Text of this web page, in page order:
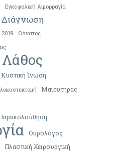
Εγκεφαλική Αιμορραγία
Θάνατος
Λάθος
Κυστική Ίνωση
Μαιευτήρας
Ουρολόγος
Πλαστική Χειρουργική